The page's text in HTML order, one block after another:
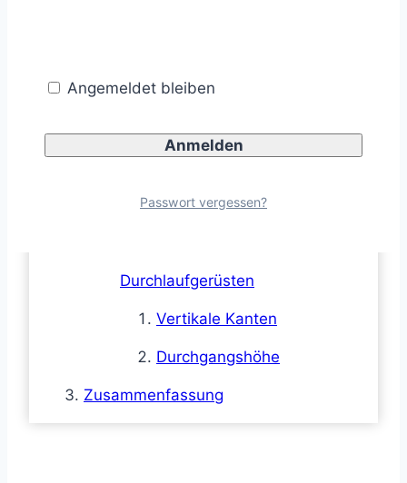
Absperrung des Notwegs
Fußgängerlichtzeichenanlage
Durchlaufgerüsten
Vertikale Kanten
Durchgangshöhe
Zusammenfassung
Angemeldet bleiben
Passwort vergessen?